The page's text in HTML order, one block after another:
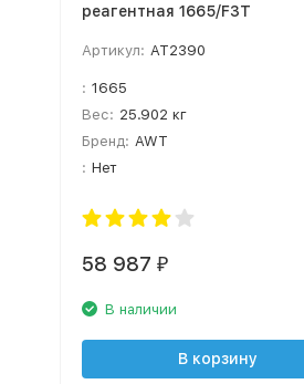
реагентная 1665/F3Т
Артикул: AT2390
: 1665
Вес: 25.902 кг
Бренд: AWT
: Нет
58 987 ₽
В наличии
В корзину